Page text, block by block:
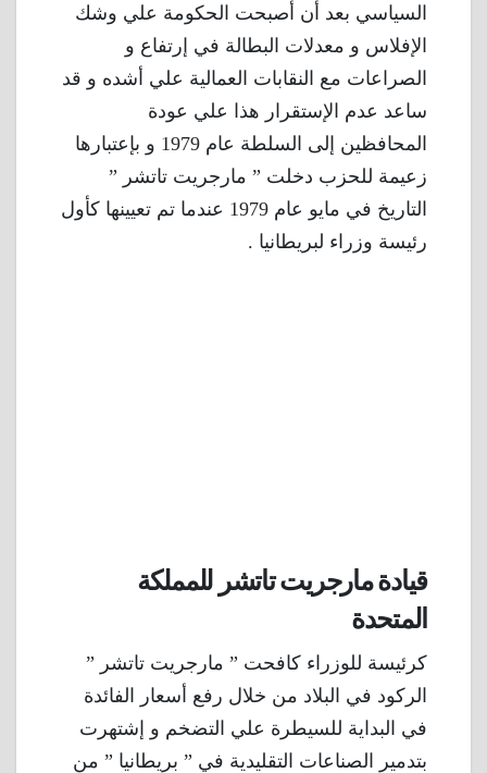
السياسي بعد أن أصبحت الحكومة علي وشك
الإفلاس و معدلات البطالة في إرتفاع و
الصراعات مع النقابات العمالية علي أشده و قد
ساعد عدم الإستقرار هذا علي عودة
المحافظين إلى السلطة عام 1979 و بإعتبارها
زعيمة للحزب دخلت ” مارجريت تاتشر ”
التاريخ في مايو عام 1979 عندما تم تعيينها كأول
رئيسة وزراء لبريطانيا .
قيادة مارجريت تاتشر للمملكة
المتحدة
كرئيسة للوزراء كافحت ” مارجريت تاتشر ”
الركود في البلاد من خلال رفع أسعار الفائدة
في البداية للسيطرة علي التضخم و إشتهرت
بتدمير الصناعات التقليدية في ” بريطانيا ” من